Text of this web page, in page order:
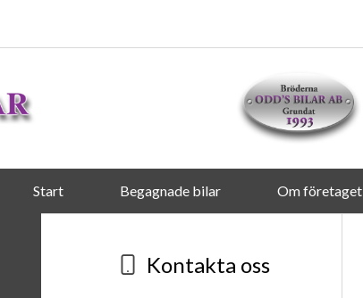
Start Begagnade bilar Om företaget
Kontakta oss